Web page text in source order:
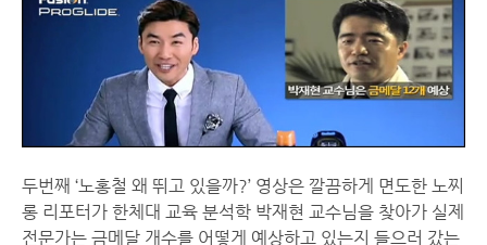
두번째 ‘노홍철 왜 뛰고 있을까?’ 영상은 깔끔하게 면도한 노찌
롱 리포터가 한체대 교육 분석학 박재현 교수님을 찾아가 실제
전문가는 금메달 개수를 어떻게 예상하고 있는지 들으러 갔는